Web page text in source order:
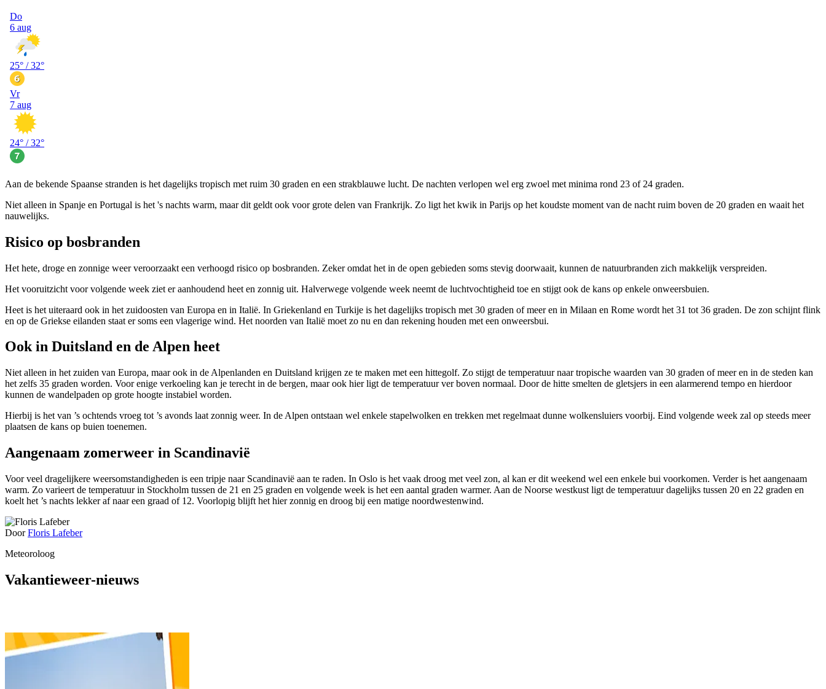
Aan de bekende Spaanse stranden is het dagelijks tropisch met ruim 30 graden en een strakblauwe lucht. De nachten verlopen wel erg zwoel met minima rond 23 of 24 graden.
Niet alleen in Spanje en Portugal is het 's nachts warm, maar dit geldt ook voor grote delen van Frankrijk. Zo ligt het kwik in Parijs op het koudste moment van de nacht ruim boven de 20 graden en waait het
nauwelijks.
Risico op bosbranden
Het hete, droge en zonnige weer veroorzaakt een verhoogd risico op bosbranden. Zeker omdat het in de open gebieden soms stevig doorwaait, kunnen de natuurbranden zich makkelijk verspreiden.
Het vooruitzicht voor volgende week ziet er aanhoudend heet en zonnig uit. Halverwege volgende week neemt de luchtvochtigheid toe en stijgt ook de kans op enkele onweersbuien.
Heet is het uiteraard ook in het zuidoosten van Europa en in Italië. In Griekenland en Turkije is het dagelijks tropisch met 30 graden of meer en in Milaan en Rome wordt het 31 tot 36 graden. De zon schijnt flink
en op de Griekse eilanden staat er soms een vlagerige wind. Het noorden van Italië moet zo nu en dan rekening houden met een onweersbui.
Ook in Duitsland en de Alpen heet
Niet alleen in het zuiden van Europa, maar ook in de Alpenlanden en Duitsland krijgen ze te maken met een hittegolf. Zo stijgt de temperatuur naar tropische waarden van 30 graden of meer en in de steden kan
het zelfs 35 graden worden. Voor enige verkoeling kan je terecht in de bergen, maar ook hier ligt de temperatuur ver boven normaal. Door de hitte smelten de gletsjers in een alarmerend tempo en hierdoor
kunnen de wandelpaden op grote hoogte instabiel worden.
Hierbij is het van ’s ochtends vroeg tot ’s avonds laat zonnig weer. In de Alpen ontstaan wel enkele stapelwolken en trekken met regelmaat dunne wolkensluiers voorbij. Eind volgende week zal op steeds meer
plaatsen de kans op buien toenemen.
Aangenaam zomerweer in Scandinavië
Voor veel dragelijkere weersomstandigheden is een tripje naar Scandinavië aan te raden. In Oslo is het vaak droog met veel zon, al kan er dit weekend wel een enkele bui voorkomen. Verder is het aangenaam
warm. Zo varieert de temperatuur in Stockholm tussen de 21 en 25 graden en volgende week is het een aantal graden warmer. Aan de Noorse westkust ligt de temperatuur dagelijks tussen 20 en 22 graden en
koelt het ’s nachts lekker af naar een graad of 12. Voorlopig blijft het hier zonnig en droog bij een matige noordwestenwind.
DoorFloris Lafeber
Meteoroloog
Vakantieweer-nieuws